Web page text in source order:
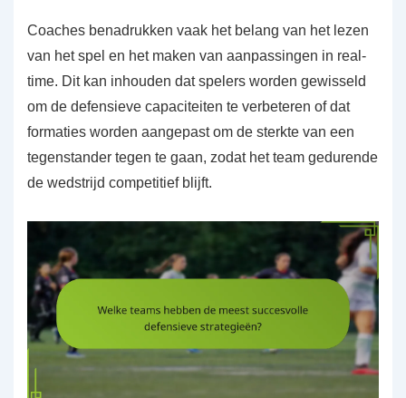
Coaches benadrukken vaak het belang van het lezen
van het spel en het maken van aanpassingen in real-
time. Dit kan inhouden dat spelers worden gewisseld
om de defensieve capaciteiten te verbeteren of dat
formaties worden aangepast om de sterkte van een
tegenstander tegen te gaan, zodat het team gedurende
de wedstrijd competitief blijft.